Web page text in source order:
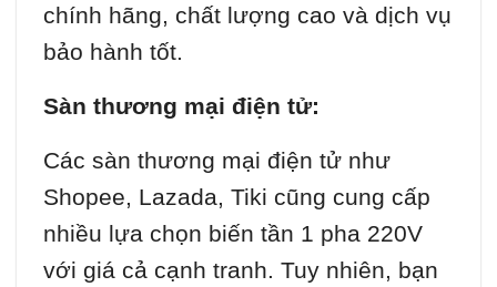
chính hãng, chất lượng cao và dịch vụ
bảo hành tốt.
Sàn thương mại điện tử:
Các sàn thương mại điện tử như
Shopee, Lazada, Tiki cũng cung cấp
nhiều lựa chọn biến tần 1 pha 220V
với giá cả cạnh tranh. Tuy nhiên, bạn